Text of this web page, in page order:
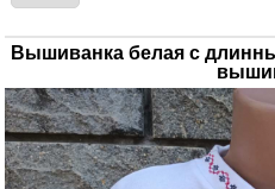
Вышиванка белая с